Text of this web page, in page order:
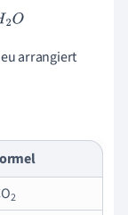
arrangiert
2